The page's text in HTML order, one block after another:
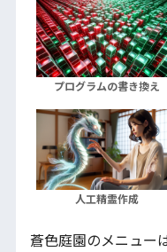
プログラムの書き換え
人工精霊作成
蒼色庭園のメニュー